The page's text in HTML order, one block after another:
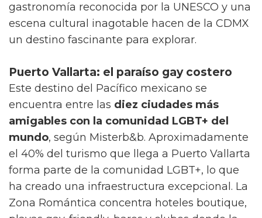
gastronomía reconocida por la UNESCO y una
escena cultural inagotable hacen de la CDMX
un destino fascinante para explorar.
Puerto Vallarta: el paraíso gay costero
Este destino del Pacífico mexicano se
encuentra entre las diez ciudades más
amigables con la comunidad LGBT+ del
mundo, según Misterb&b. Aproximadamente
el 40% del turismo que llega a Puerto Vallarta
forma parte de la comunidad LGBT+, lo que
ha creado una infraestructura excepcional. La
Zona Romántica concentra hoteles boutique,